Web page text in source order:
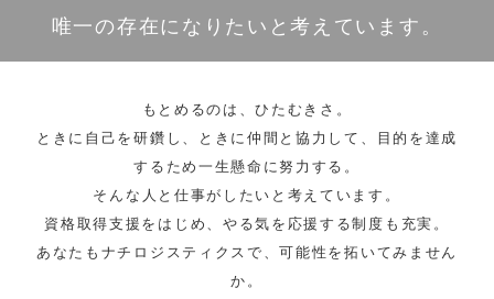
唯一の存在になりたいと考えています。
もとめるのは、ひたむきさ。
ときに自己を研鑽し、ときに仲間と協力して、目的を達成
するため一生懸命に努力する。
そんな人と仕事がしたいと考えています。
資格取得支援をはじめ、やる気を応援する制度も充実。
あなたもナチロジスティクスで、可能性を拓いてみません
か。